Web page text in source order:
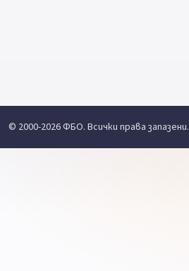
© 2000-2026 ФБО. Всички права запазени.